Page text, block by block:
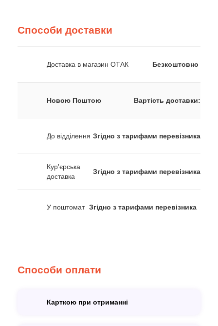
Способи доставки
Доставка в магазин ОТАК Безкоштовно
Новою Поштою Вартість доставки:
До відділення Згідно з тарифами перевізника
Кур'єрська
доставка
Згідно з тарифами перевізника
У поштомат Згідно з тарифами перевізника
Способи оплати
Карткою при отриманні